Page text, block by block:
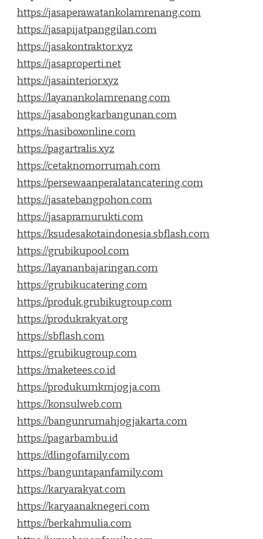
https://jasaperawatankolamrenang.com
https://jasapijatpanggilan.com
https://jasakontraktor.xyz
https://jasaproperti.net
https://jasainterior.xyz
https://layanankolamrenang.com
https://jasabongkarbangunan.com
https://nasiboxonline.com
https://pagartralis.xyz
https://cetaknomorrumah.com
https://persewaanperalatancatering.com
https://jasatebangpohon.com
https://jasapramurukti.com
https://ksudesakotaindonesia.sbflash.com
https://grubikupool.com
https://layananbajaringan.com
https://grubikucatering.com
https://produk.grubikugroup.com
https://produkrakyat.org
https://sbflash.com
https://grubikugroup.com
https://maketees.co.id
https://produkumkmjogja.com
https://konsulweb.com
https://bangunrumahjogjakarta.com
https://pagarbambu.id
https://dlingofamily.com
https://banguntapanfamily.com
https://karyarakyat.com
https://karyaanaknegeri.com
https://berkahmulia.com